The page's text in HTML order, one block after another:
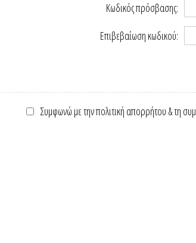
Κωδικός πρόσβασης:
Επιβεβαίωση κωδικού:
Συμφωνώ με την πολιτική απορρήτου & τη